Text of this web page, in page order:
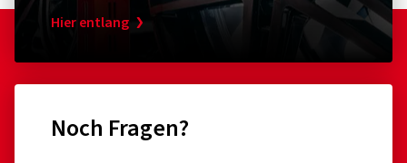
2CT Technology, vereint mit einer optimalen
Gummimischung, ergibt einen exzellenten Grip auf
trockenen und nassen Straßen.
Karkasse des MICHELIN Pilot Power 2CT bietet
Hier entlang
Noch Fragen?